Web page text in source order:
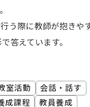
う際に教師が抱きや
答えています。
室活動
会話・話す
成課程
教員養成